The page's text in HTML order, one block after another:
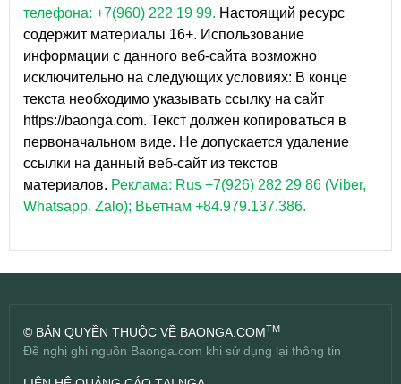
телефона: +7(960) 222 19 99. Настоящий ресурс
содержит материалы 16+. Использование
информации с данного веб-сайта возможно
исключительно на следующих условиях: В конце
текста необходимо указывать ссылку на сайт
https://baonga.com. Текст должен копироваться в
первоначальном виде. Не допускается удаление
ссылки на данный веб-сайт из текстов
материалов. Реклама: Rus +7(926) 282 29 86 (Viber,
Whatsapp, Zalo); Вьетнам +84.979.137.386.
© BẢN QUYỀN THUỘC VỀ BAONGA.COMTM
Đề nghị ghi nguồn Baonga.com khi sử dụng lại thông tin